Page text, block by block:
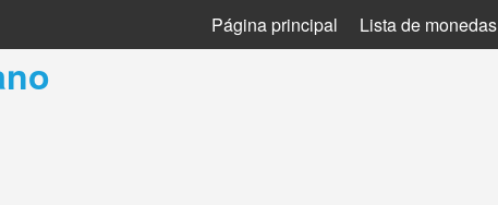
Página principal Lista de monedas